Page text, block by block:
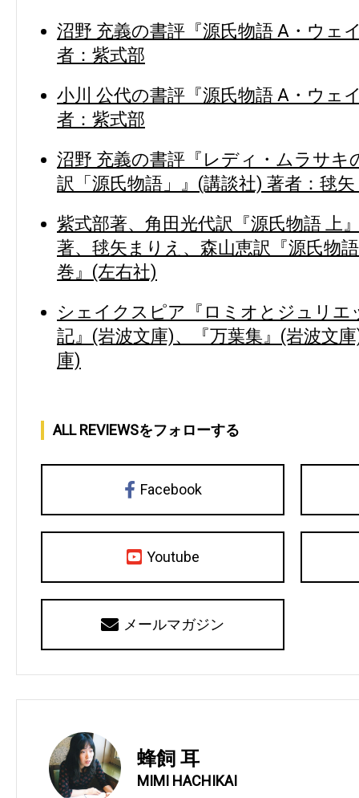
沼野 充義の書評『源氏物語 A・ウェ
者：紫式部
小川 公代の書評『源氏物語 A・ウェ
者：紫式部
沼野 充義の書評『レディ・ムラサ
訳「源氏物語」』(講談社) 著者：毬
紫式部著、角田光代訳『源氏物語 上
著、毬矢まりえ、森山恵訳『源氏物
巻』(左右社)
シェイクスピア『ロミオとジュリエ
記』(岩波文庫)、『万葉集』(岩波文
庫)
ALL REVIEWSをフォローする
Facebook
Youtube
メールマガジン
蜂飼 耳
MIMI HACHIKAI